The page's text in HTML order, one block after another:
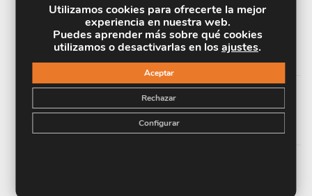
GASTOS ASOCIADOS A LAS
OPERACIONES DE PRÉSTAMO PARA EL
PRESTATARIO Y SERVICIOS ASOCIADOS
UNIDAD DIDÁCTICA 6. LA TASACIÓN DE
Utilizamos cookies para ofrecerte la mejor
experiencia en nuestra web.
Puedes aprender más sobre qué cookies
utilizamos o desactivarlas en losajustes.
Aceptar
Rechazar
Configurar